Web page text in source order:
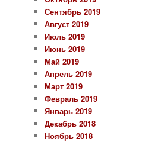
Сентябрь 2019
Август 2019
Июль 2019
Июнь 2019
Май 2019
Апрель 2019
Март 2019
Февраль 2019
Январь 2019
Декабрь 2018
Ноябрь 2018